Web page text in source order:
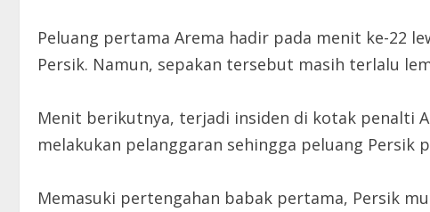
Peluang pertama Arema hadir pada menit ke-22
Persik. Namun, sepakan tersebut masih terlalu
Menit berikutnya, terjadi insiden di kotak penalti
melakukan pelanggaran sehingga peluang Persik
Memasuki pertengahan babak pertama, Persik